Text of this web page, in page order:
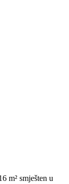
m² smješten u